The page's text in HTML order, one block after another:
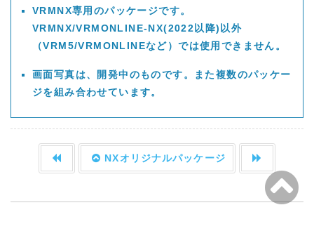
VRMNX専用のパッケージです。
VRMNX/VRMONLINE-NX(2022以降)以外
（VRM5/VRMONLINEなど）では使用できません。
画面写真は、開発中のものです。また複数のパッケー
ジを組み合わせています。
NXオリジナルパッケージ